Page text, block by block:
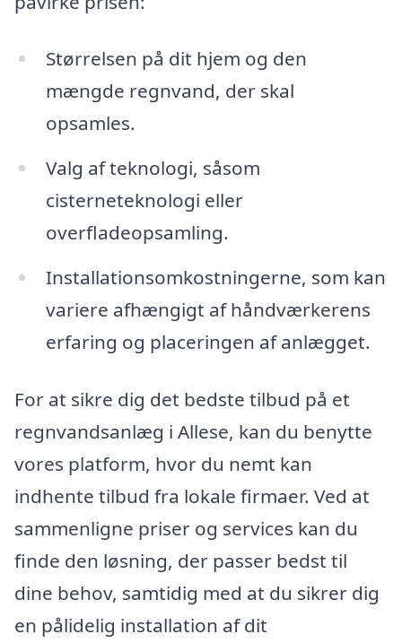
Størrelsen på dit hjem og den
mængde regnvand, der skal
opsamles.
Valg af teknologi, såsom
cisterneteknologi eller
overfladeopsamling.
Installationsomkostningerne, som kan
variere afhængigt af håndværkerens
erfaring og placeringen af anlægget.
For at sikre dig det bedste tilbud på et
regnvandsanlæg i Allese, kan du benytte
vores platform, hvor du nemt kan
indhente tilbud fra lokale firmaer. Ved at
sammenligne priser og services kan du
finde den løsning, der passer bedst til
dine behov, samtidig med at du sikrer dig
en pålidelig installation af dit